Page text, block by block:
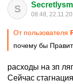
S 08:48,
От пользователя
почему бы
расходы на зп
Сейчас